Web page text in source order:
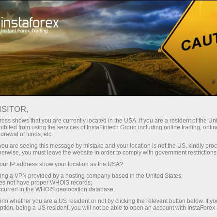
Con InstaForex obtiene acceso a
competitivas: apalancamiento de
hasta 1:5000, unos de los mejores
spreads y comisiones del
mercado, así como condiciones
atractivas para operar con
acciones e índices.
Spreads mínimos
Bono del 30%
en cada depósito
Velocidad
en el trading y en la pista
shows that you are currently located in the USA. If you are a resident of the
from using the services of InstaFintech Group including online trading,
of funds, etc.
are seeing this message by mistake and your location is not the US, kindly
you must leave the website in order to comply with government
IP address show your location as the USA?
a VPN provided by a hosting company based in the United States;
not have proper WHOIS records;
in the WHOIS geolocation database.
whether you are a US resident or not by clicking the relevant button below. If
being a US resident, you will not be able to open an account with InstaForex